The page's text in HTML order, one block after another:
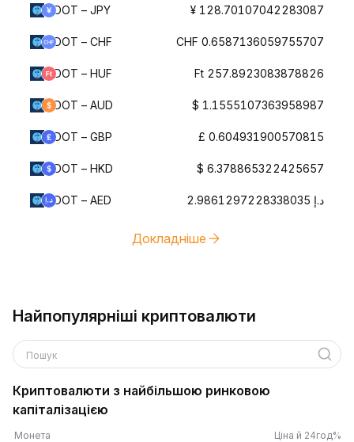
DOT – JPY ¥ 128.70107042283087
DOT – CHF CHF 0.6587136059755707
DOT – HUF Ft 257.8923083878826
DOT – AUD $ 1.1555107363958987
DOT – GBP £ 0.604931900570815
DOT – HKD $ 6.378865322425657
DOT – AED د.إ 2.9861297228338035
Докладніше
Найпопулярніші криптовалюти
Пошук
Криптовалюти з найбільшою ринковою
капіталізацією
Монета Ціна й 24год%